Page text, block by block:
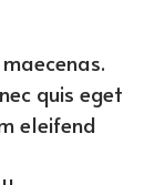
quis eget
eleifend